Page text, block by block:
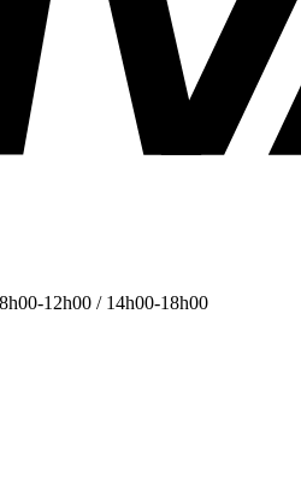
12h00 / 14h00-18h00